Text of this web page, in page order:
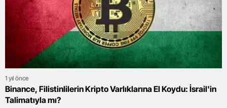
1 yıl önce
Binance, Filistinlilerin Kripto Varlıklarına El Koydu: İsrail'in
Talimatıyla mı?